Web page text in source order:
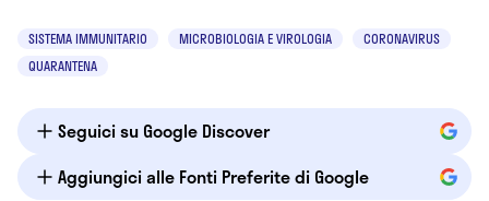
SISTEMA IMMUNITARIO MICROBIOLOGIA E VIROLOGIA
CORONAVIRUS
QUARANTENA
Seguici su Google Discover
Aggiungici alle Fonti Preferite di Google